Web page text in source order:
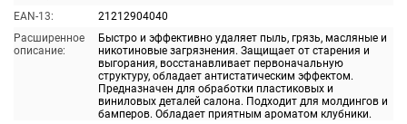
EAN-13:
21212904040
Расширенное
описание:
Быстро и эффективно удаляет пыль, грязь, масляные и
никотиновые загрязнения. Защищает от старения и
выгорания, восстанавливает первоначальную
структуру, обладает антистатическим эффектом.
Предназначен для обработки пластиковых и
виниловых деталей салона. Подходит для молдингов и
бамперов. Обладает приятным ароматом клубники.